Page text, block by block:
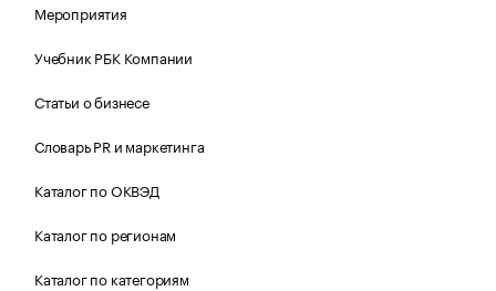
Мероприятия
Учебник РБК Компании
Статьи о бизнесе
Словарь PR и маркетинга
Каталог по ОКВЭД
Каталог по регионам
Каталог по категориям